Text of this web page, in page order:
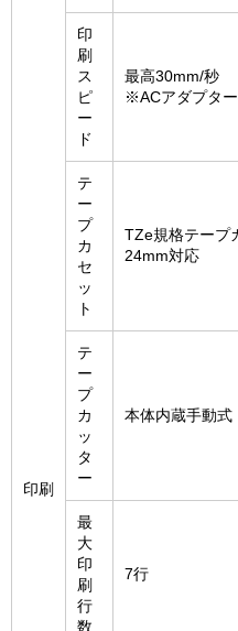
印刷
印
刷
ス
ピ
ー
ド
最高30mm/秒
※ACアダプタ
テ
ー
プ
カ
セ
ッ
ト
TZe規格テープ
24mm対応
テ
ー
プ
カ
ッ
タ
ー
本体内蔵手動式
最
大
印
刷
行
数
7行